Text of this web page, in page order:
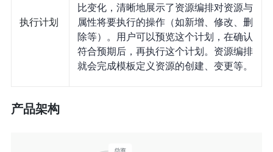
执行计划
比变化，清晰地展示了资源编排对资源与
属性将要执行的操作（如新增、修改、删
除等）。用户可以预览这个计划，在确认
符合预期后，再执行这个计划。资源编排
就会完成模板定义资源的创建、变更等。
产品架构